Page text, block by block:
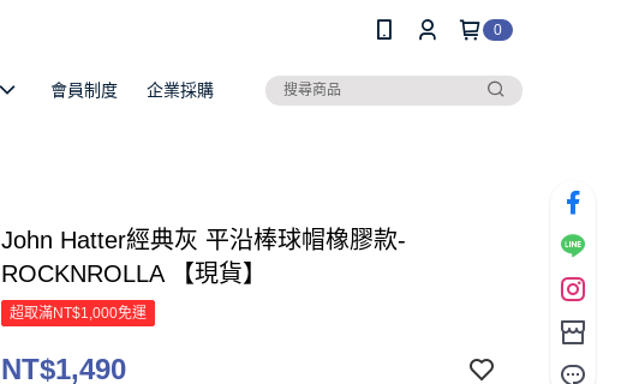
0
會員制度 企業採購
John Hatter經典灰 平沿棒球帽橡膠款-
ROCKNROLLA 【現貨】
超取滿NT$1,000免運
NT$1,490